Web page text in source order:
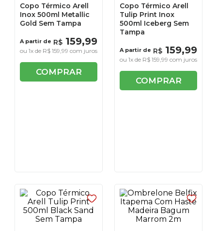
Copo Térmico Arell
Inox 500ml Metallic
Gold Sem Tampa
A partir de R$ 159,99
ou1x de R$ 159,99 com juros
COMPRAR
Copo Térmico Arell
Tulip Print Inox
500ml Iceberg Sem
Tampa
A partir de R$ 159,99
ou1x de R$ 159,99 com juros
COMPRAR